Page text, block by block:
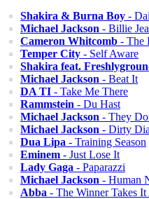
Shakira & Burna Boy -
Michael Jackson - Billie
Cameron Whitcomb - The
Temper City - Self Aware
Shakira feat.
Michael Jackson - Beat It
DA TI - Take Me There
Rammstein - Du Hast
Michael Jackson - They
Michael Jackson - Dirty
Dua Lipa - Training Season
Eminem - Just Lose It
Lady Gaga - Paparazzi
Michael Jackson - Human
Abba - The Winner Takes